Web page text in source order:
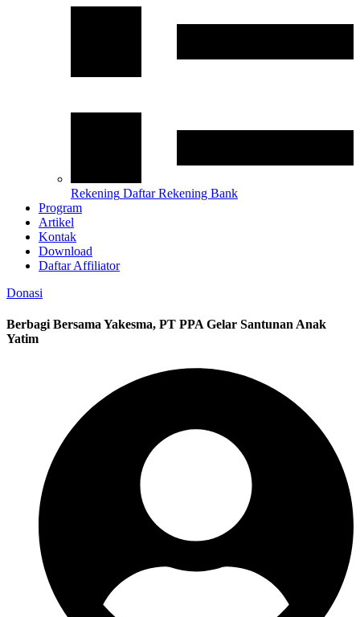
Rekening Daftar Rekening Bank
Program
Artikel
Kontak
Download
Daftar Affiliator
Donasi
Berbagi Bersama Yakesma, PT PPA Gelar Santunan Anak
Yatim